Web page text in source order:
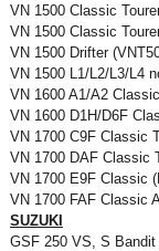
VN 1500 Classic
VN 1500 Classic
VN 1500 Drifter
VN 1500 L1/L2/L3/L4
VN 1600 A1/A2
VN 1600 D1H/D6F
VN 1700 C9F Classic
VN 1700 DAF Classic
VN 1700 E9F Classic
VN 1700 FAF Classic
SUZUKI
GSF 250 VS, S Bandit